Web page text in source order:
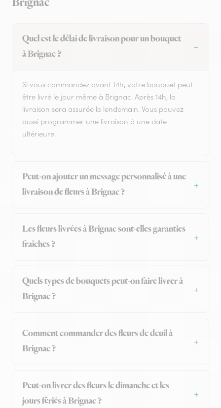
Quel est le délai de livraison pour un bouquet
à Brignac ?
Si vous commandez avant 14h, votre bouquet peut
être livré le jour même à Brignac. Après 14h, la
livraison sera assurée le lendemain. Vous pouvez
aussi programmer une livraison à une date
ultérieure.
Peut-on ajouter un message personnalisé à une
livraison de fleurs à Brignac ?
Les fleurs livrées à Brignac sont-elles garanties
fraîches ?
Quels types de bouquets peut-on faire livrer à
Brignac ?
Comment commander des fleurs de deuil à
Brignac ?
Peut-on livrer des fleurs le dimanche et les
jours fériés à Brignac ?